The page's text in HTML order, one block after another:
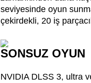
seviyesinde oyun
çekirdekli, 20 iş
SONSUZ OYUN
NVIDIA DLSS 3, ultra